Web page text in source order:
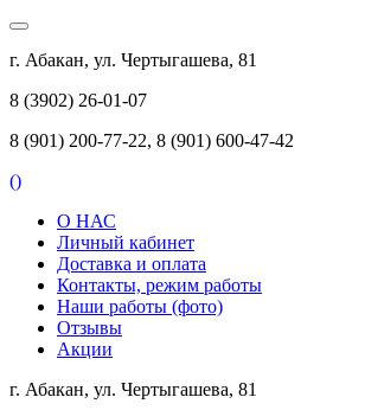
г. Абакан, ул. Чертыгашева, 81
8 (3902) 26-01-07
8 (901) 200-77-22, 8 (901) 600-47-42
()
О НАС
Личный кабинет
Доставка и оплата
Контакты, режим работы
Наши работы (фото)
Отзывы
Акции
г. Абакан, ул. Чертыгашева, 81